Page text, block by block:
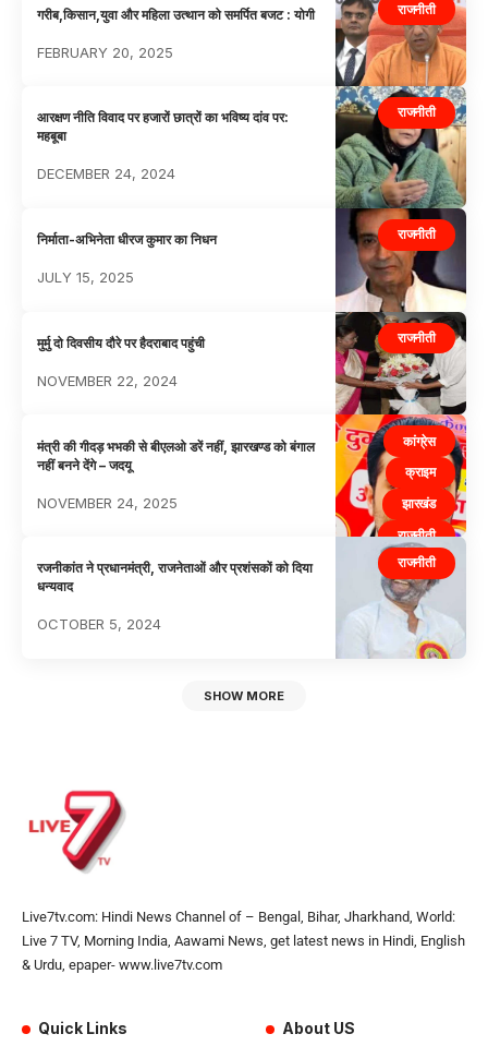
राजनीती
गरीब,किसान,युवा और महिला उत्थान को समर्पित बजट : योगी
FEBRUARY 20, 2025
राजनीती
आरक्षण नीति विवाद पर हजारों छात्रों का भविष्य दांव पर:
महबूबा
DECEMBER 24, 2024
राजनीती
निर्माता-अभिनेता धीरज कुमार का निधन
JULY 15, 2025
राजनीती
मुर्मु दो दिवसीय दौरे पर हैदराबाद पहुंची
NOVEMBER 22, 2024
कांग्रेस
क्राइम
झारखंड
राजनीती
मंत्री की गीदड़ भभकी से बीएलओ डरें नहीं, झारखण्ड को बंगाल
नहीं बनने देंगे – जदयू
NOVEMBER 24, 2025
राजनीती
रजनीकांत ने प्रधानमंत्री, राजनेताओं और प्रशंसकों को दिया
धन्यवाद
OCTOBER 5, 2024
SHOW MORE
Live7tv.com: Hindi News Channel of – Bengal, Bihar, Jharkhand, World:
Live 7 TV, Morning India, Aawami News, get latest news in Hindi, English
& Urdu, epaper- www.live7tv.com
Quick Links About US